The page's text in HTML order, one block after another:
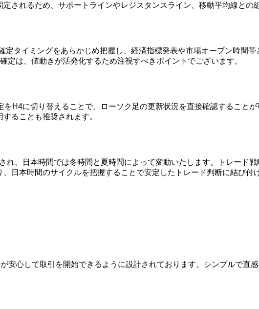
されるため、サポートラインやレジスタンスライン、移動平均線との
タイミングをあらかじめ把握し、経済指標発表や市場オープン時間帯
は、値動きが活発化するため注視すべきポイントでございます。
H4に切り替えることで、ローソク足の更新状況を直接確認すること
ることも推奨されます。
、日本時間では冬時間と夏時間によって変動いたします。トレード
日本時間のサイクルを把握することで安定したトレード判断に結び付
心して取引を開始できるように設計されております。シンプルで直